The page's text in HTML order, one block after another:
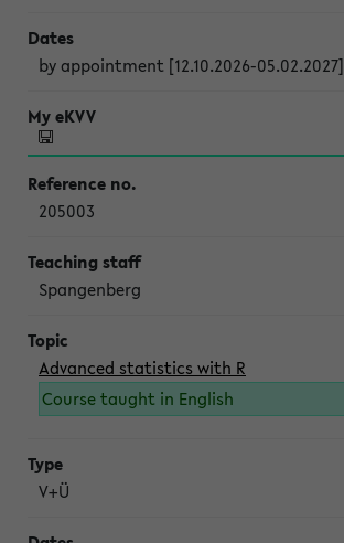
by appointment [12.10.2026-05.02.2027]
205003
Spangenberg
Advanced statistics with R
Course taught in English
V+Ü